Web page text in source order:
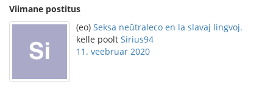
Viimane postitus
(eo) Seksa neŭtraleco en la slavaj lingvoj.
kelle poolt Sirius94
11. veebruar 2020